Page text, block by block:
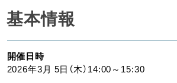
基本情報
開催日時
2026年3月 5日（木）14:00～15:30